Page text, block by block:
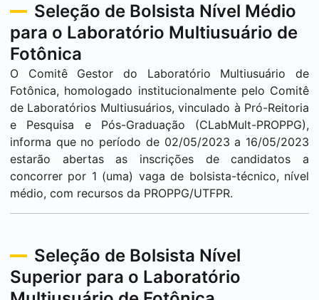
Seleção de Bolsista Nível Médio
para o Laboratório Multiusuário de
Fotônica
O Comitê Gestor do Laboratório Multiusuário de
Fotônica, homologado institucionalmente pelo Comitê
de Laboratórios Multiusuários, vinculado à Pró-Reitoria
e Pesquisa e Pós-Graduação (CLabMult-PROPPG),
informa que no período de 02/05/2023 a 16/05/2023
estarão abertas as inscrições de candidatos a
concorrer por 1 (uma) vaga de bolsista-técnico, nível
médio, com recursos da PROPPG/UTFPR.
Seleção de Bolsista Nível
Superior para o Laboratório